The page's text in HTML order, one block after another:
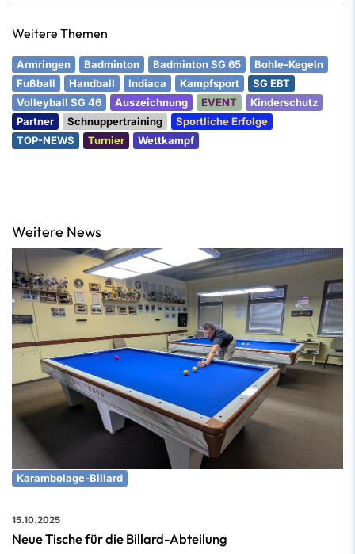
Weitere Themen
Armringen Badminton Badminton SG 65
Bohle-Kegeln
Fußball
Handball Indiaca Kampfsport
SG EBT
Volleyball SG 46
Auszeichnung EVENT
Kinderschutz
Partner
Schnuppertraining
Sportliche Erfolge
TOP-NEWS
Turnier Wettkampf
Weitere News
Karambolage-Billard
15.10.2025
Neue Tische für die Billard-Abteilung